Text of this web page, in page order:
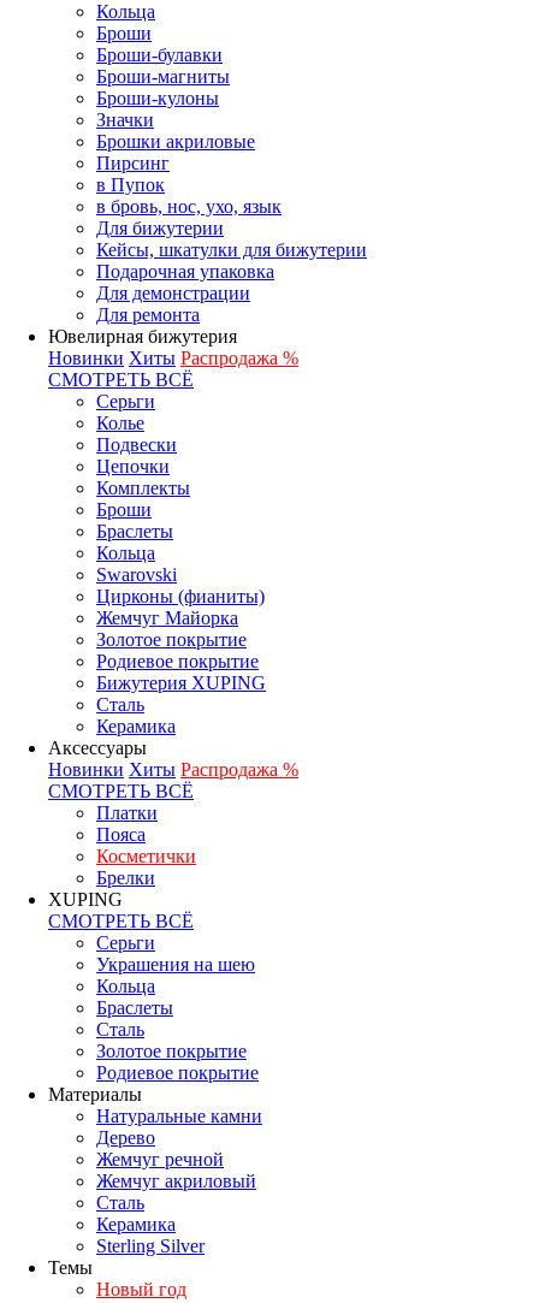
Кольца
Броши
Броши-булавки
Броши-магниты
Броши-кулоны
Значки
Брошки акриловые
Пирсинг
в Пупок
в бровь, нос, ухо, язык
Для бижутерии
Кейсы, шкатулки для бижутерии
Подарочная упаковка
Для демонстрации
Для ремонта
Ювелирная бижутерия
Новинки Хиты Распродажа %
СМОТРЕТЬ ВСЁ
Серьги
Колье
Подвески
Цепочки
Комплекты
Броши
Браслеты
Кольца
Swarovski
Цирконы (фианиты)
Жемчуг Майорка
Золотое покрытие
Родиевое покрытие
Бижутерия XUPING
Сталь
Керамика
Аксессуары
Новинки Хиты Распродажа %
СМОТРЕТЬ ВСЁ
Платки
Пояса
Косметички
Брелки
XUPING
СМОТРЕТЬ ВСЁ
Серьги
Украшения на шею
Кольца
Браслеты
Сталь
Золотое покрытие
Родиевое покрытие
Материалы
Натуральные камни
Дерево
Жемчуг речной
Жемчуг акриловый
Сталь
Керамика
Sterling Silver
Темы
Новый год